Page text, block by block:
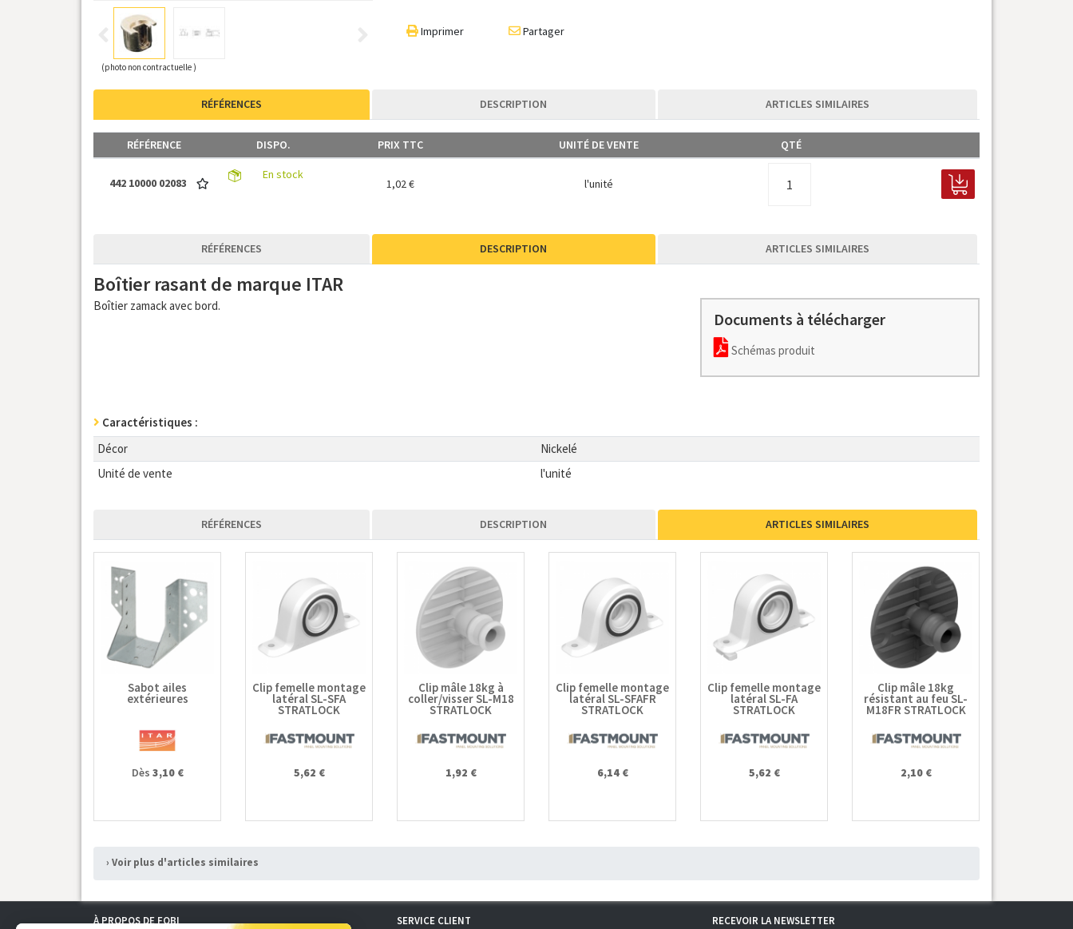
(photo non contractuelle )
Imprimer Partager
RÉFÉRENCES DESCRIPTION ARTICLES SIMILAIRES
RÉFÉRENCE DISPO. PRIX TTC UNITÉ DE VENTE QTÉ
442 10000 02083
En stock
1,02 € l'unité
RÉFÉRENCES DESCRIPTION ARTICLES SIMILAIRES
Boîtier rasant de marque ITAR
Boîtier zamack avec bord.
Documents à télécharger
Schémas produit
Caractéristiques :
Décor
Nickelé
Unité de vente
l'unité
RÉFÉRENCES DESCRIPTION ARTICLES SIMILAIRES
Sabot ailes
extérieures
Dès 3,10 €
Clip femelle montage
latéral SL-SFA
STRATLOCK
5,62 €
Clip mâle 18kg à
coller/visser SL-M18
STRATLOCK
1,92 €
Clip femelle montage
latéral SL-SFAFR
STRATLOCK
6,14 €
Clip femelle montage
latéral SL-FA
STRATLOCK
5,62 €
Clip mâle 18kg
résistant au feu SL-
M18FR STRATLOCK
2,10 €
› Voir plus d'articles similaires
À PROPOS DE FOBI SERVICE CLIENT RECEVOIR LA NEWSLETTER